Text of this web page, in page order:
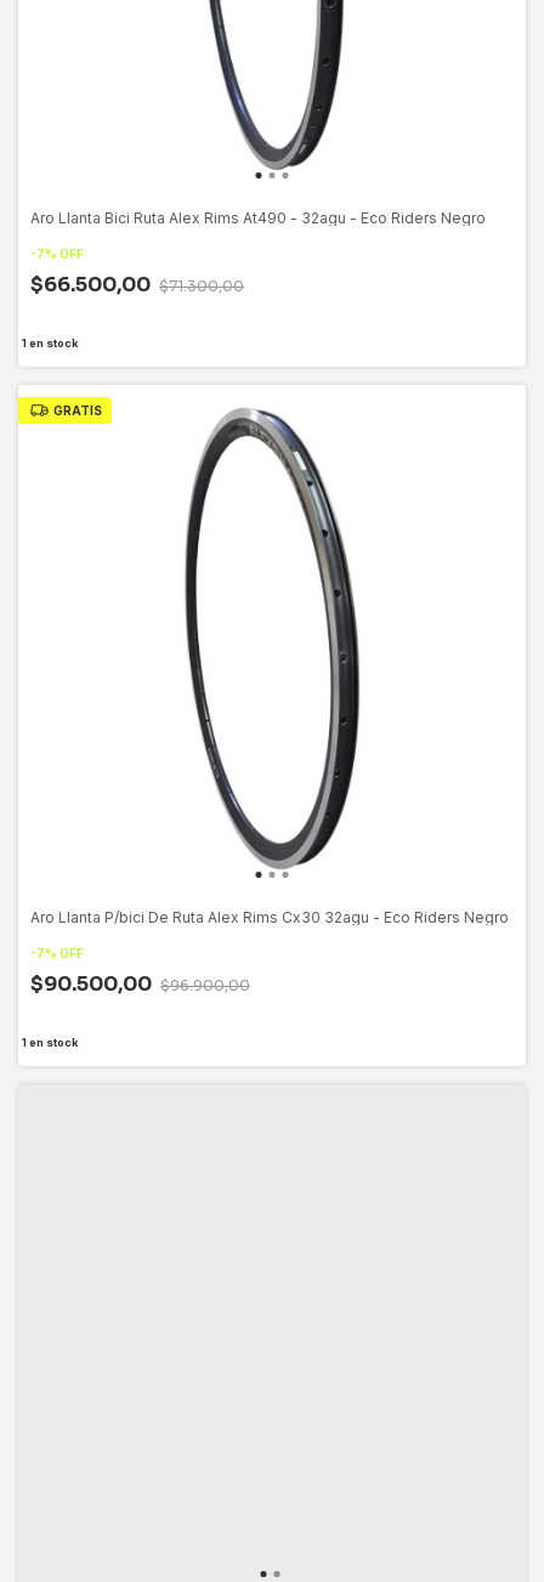
Aro Llanta Bici Ruta Alex Rims At490 - 32agu - Eco Riders Negro
-7% OFF
$66.500,00 $71.300,00
1 en stock
GRATIS
Aro Llanta P/bici De Ruta Alex Rims Cx30 32agu - Eco Riders Negro
-7% OFF
$90.500,00 $96.900,00
1 en stock